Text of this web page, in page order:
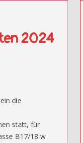
2024
die
statt, für
B17/18 w